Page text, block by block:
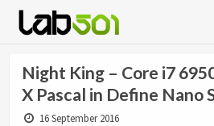
Night King – Core i7
X Pascal in Define Nano
16 September 2016